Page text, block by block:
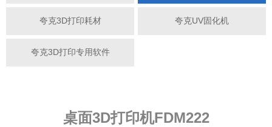
夸克3D打印耗材 夸克UV固化机
夸克3D打印专用软件
桌面3D打印机FDM222